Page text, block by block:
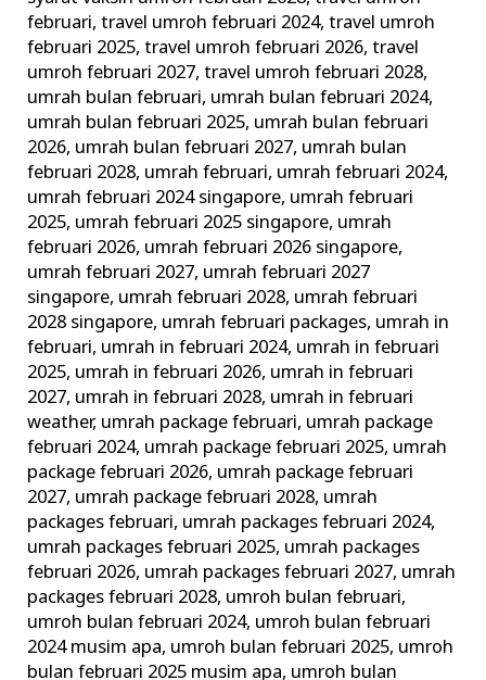
februari,travel umroh februari 2024,travel umroh
februari 2025,travel umroh februari 2026,travel
umroh februari 2027,travel umroh februari 2028,
umrah bulan februari, umrah bulan februari 2024,
umrah bulan februari 2025, umrah bulan februari
2026, umrah bulan februari 2027, umrah bulan
februari 2028, umrah februari, umrah februari 2024,
umrah februari 2024 singapore, umrah februari
2025, umrah februari 2025 singapore, umrah
februari 2026, umrah februari 2026 singapore,
umrah februari 2027, umrah februari 2027
singapore, umrah februari 2028, umrah februari
2028 singapore, umrah februari packages, umrah in
februari, umrah in februari 2024, umrah in februari
2025, umrah in februari 2026, umrah in februari
2027, umrah in februari 2028, umrah in februari
weather, umrah package februari, umrah package
februari 2024, umrah package februari 2025, umrah
package februari 2026, umrah package februari
2027, umrah package februari 2028, umrah
packages februari, umrah packages februari 2024,
umrah packages februari 2025, umrah packages
februari 2026, umrah packages februari 2027, umrah
packages februari 2028, umroh bulan februari,
umroh bulan februari 2024, umroh bulan februari
2024 musim apa, umroh bulan februari 2025, umroh
bulan februari 2025 musim apa, umroh bulan